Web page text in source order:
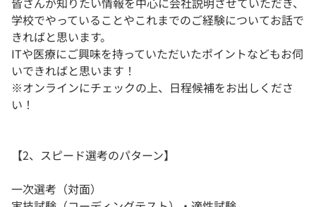
学校でやっていることやこれまでのご経験についてお話で
きればと思います。
ITや医療にご興味を持っていただいたポイントなどもお伺
いできればと思います！
※オンラインにチェックの上、日程候補をお出しくださ
い！
【2、スピード選考のパターン】
一次選考（対面）